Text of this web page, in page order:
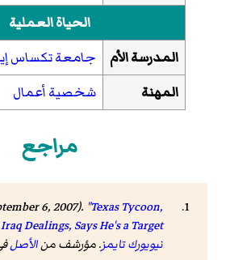
الحياة العملية
المدرسة الأم
جامعة تكساس
المهنة
شخصية أعمال
مراجع
6, 2007). "Texas Tycoon,
Dealings, Says He's a Target"
نيويورك تايمز. مؤرشف منالأصلفي 17